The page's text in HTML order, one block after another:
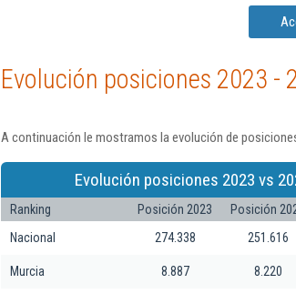
Evolución posiciones 2023 -
A continuación le mostramos la evolución de
Evolución posiciones 2023 vs
Ranking Posición 2023 Posición
Nacional
274.338 251.616
Murcia 8.887 8.220